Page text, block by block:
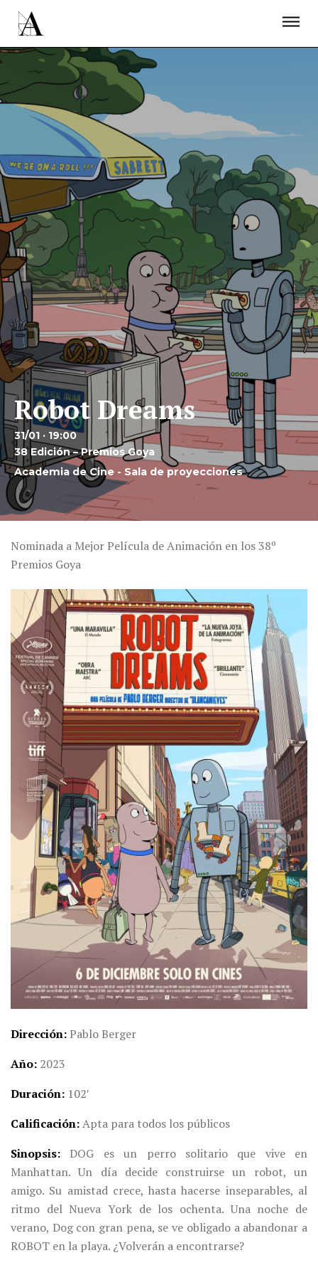
Robot Dreams
31/01 · 19:00
38 Edición – Premios Goya
Academia de Cine - Sala de proyecciones
Nominada a Mejor Película de Animación en los 38º
Premios Goya
Dirección Pablo Berger
Año 2023
Duración 102′
Calificación Apta para todos los públicos
Sinopsis
DOG es un perro solitario que vive en
Manhattan. Un día decide construirse un robot, un
amigo. Su amistad crece, hasta hacerse inseparables, al
ritmo del Nueva York de los ochenta. Una noche de
verano, Dog con gran pena, se ve obligado a abandonar a
ROBOT en la playa. ¿Volverán a encontrarse?
ACTUALIDAD
ÚNETE A LA ACADEMIA DE CINE
NEWSLETTER